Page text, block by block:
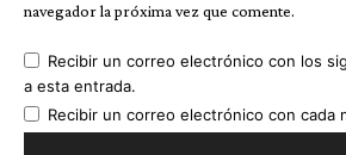
navegador la próxima vez que comente.
Recibir un correo electrónico con los
a esta entrada.
Recibir un correo electrónico con cada